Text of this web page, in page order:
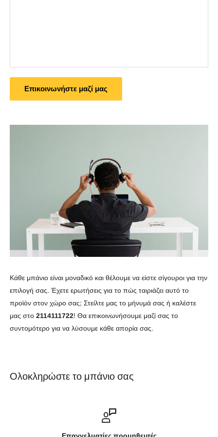
Επικοινωνήστε μαζί μας
Κάθε μπάνιο είναι μοναδικό και θέλουμε να είστε σίγουροι για την
επιλογή σας. Έχετε ερωτήσεις για το πώς ταιριάζει αυτό το
προϊόν στον χώρο σας; Στείλτε μας το μήνυμά σας ή καλέστε
μας στο 2114111722! Θα επικοινωνήσουμε μαζί σας το
συντομότερο για να λύσουμε κάθε απορία σας.
Ολοκληρώστε το μπάνιο σας